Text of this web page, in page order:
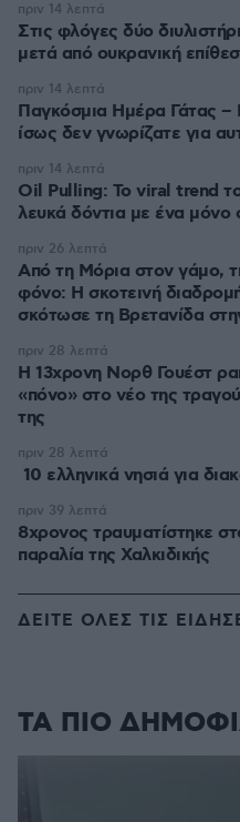
Στις φλόγες δύο
μετά από ουκρανική
πριν 14 λεπτά
Παγκόσμια Ημέρα Γάτας –
ίσως δεν γνωρίζατε για
πριν 14 λεπτά
Oil Pulling: To viral trend
λευκά δόντια με ένα μόνο
πριν 14 λεπτά
Από τη Μόρια στον γάμο,
φόνο: Η σκοτεινή
σκότωσε τη Βρετανίδα
πριν 26 λεπτά
Η 13χρονη Νορθ Γουέστ
«πόνο» στο νέο της
της
πριν 28 λεπτά
10 ελληνικά νησιά για
πριν 28 λεπτά
8χρονος τραυματίστηκε
παραλία της Χαλκιδικής
πριν 39 λεπτά
ΔΕΙΤΕ ΟΛΕΣ ΤΙΣ
ΤΑ ΠΙΟ